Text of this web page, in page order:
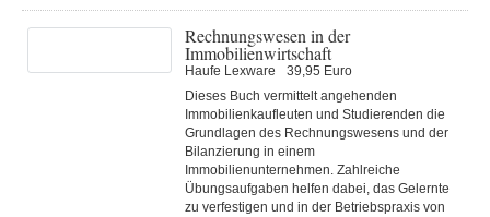
Rechnungswesen in der
Immobilienwirtschaft
Haufe Lexware
39,95 Euro
Dieses Buch vermittelt angehenden
Immobilienkaufleuten und Studierenden die
Grundlagen des Rechnungswesens und der
Bilanzierung in einem
Immobilienunternehmen. Zahlreiche
Übungsaufgaben helfen dabei, das Gelernte
zu verfestigen und in der Betriebspraxis von